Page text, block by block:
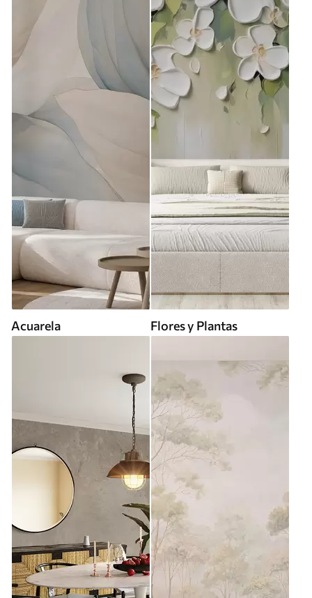
Acuarela Flores y Plantas